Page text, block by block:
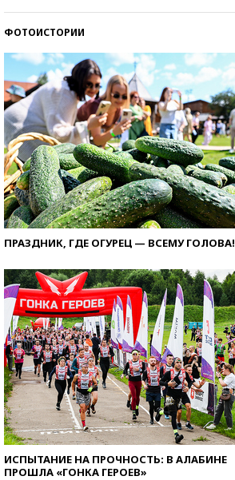
ФОТОИСТОРИИ
ПРАЗДНИК, ГДЕ ОГУРЕЦ — ВСЕМУ ГОЛОВА!
ИСПЫТАНИЕ НА ПРОЧНОСТЬ: В АЛАБИНЕ
ПРОШЛА «ГОНКА ГЕРОЕВ»